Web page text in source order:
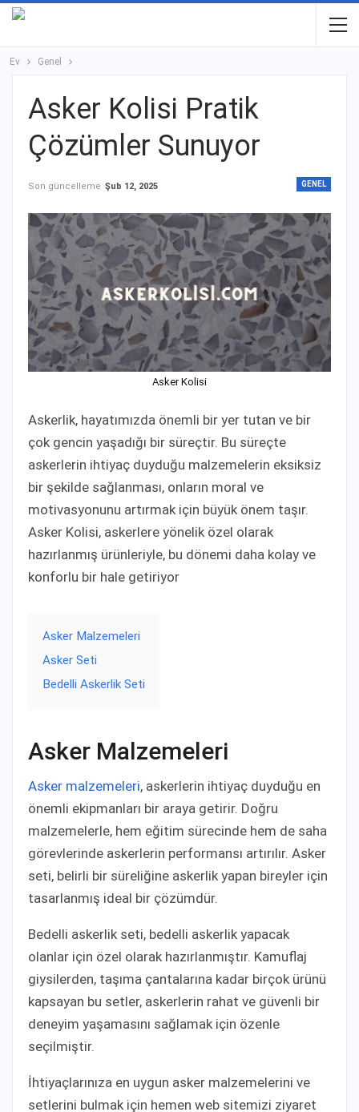
Ev Genel
Asker Kolisi Pratik
Çözümler Sunuyor
GENEL
Son güncelleme Şub 12, 2025
Asker Kolisi
Askerlik, hayatımızda önemli bir yer tutan ve bir
çok gencin yaşadığı bir süreçtir. Bu süreçte
askerlerin ihtiyaç duyduğu malzemelerin eksiksiz
bir şekilde sağlanması, onların moral ve
motivasyonunu artırmak için büyük önem taşır.
Asker Kolisi, askerlere yönelik özel olarak
hazırlanmış ürünleriyle, bu dönemi daha kolay ve
konforlu bir hale getiriyor
Asker Malzemeleri
Asker Seti
Bedelli Askerlik Seti
Asker Malzemeleri
Asker malzemeleri, askerlerin ihtiyaç duyduğu en
önemli ekipmanları bir araya getirir. Doğru
malzemelerle, hem eğitim sürecinde hem de saha
görevlerinde askerlerin performansı artırılır. Asker
seti, belirli bir süreliğine askerlik yapan bireyler için
tasarlanmış ideal bir çözümdür.
Bedelli askerlik seti, bedelli askerlik yapacak
olanlar için özel olarak hazırlanmıştır. Kamuflaj
giysilerden, taşıma çantalarına kadar birçok ürünü
kapsayan bu setler, askerlerin rahat ve güvenli bir
deneyim yaşamasını sağlamak için özenle
seçilmiştir.
İhtiyaçlarınıza en uygun asker malzemelerini ve
setlerini bulmak için hemen web sitemizi ziyaret